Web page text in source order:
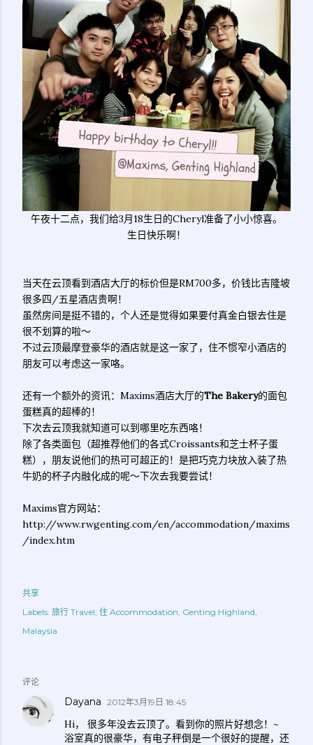
午夜十二点，我们给3月18生日的Cheryl准备了小小惊喜。
生日快乐啊！
当天在云顶看到酒店大厅的标价但是RM700多，价钱比吉隆坡
很多四/五星酒店贵啊！
虽然房间是挺不错的，个人还是觉得如果要付真金白银去住是
很不划算的啦～
不过云顶最摩登豪华的酒店就是这一家了，住不惯窄小酒店的
朋友可以考虑这一家咯。
还有一个额外的资讯：Maxims酒店大厅的The Bakery的面包
蛋糕真的超棒的！
下次去云顶我就知道可以到哪里吃东西咯！
除了各类面包（超推荐他们的各式Croissants和芝士杯子蛋
糕），朋友说他们的热可可超正的！是把巧克力块放入装了热
牛奶的杯子内融化成的呢～下次去我要尝试！
Maxims官方网站：
http://www.rwgenting.com/en/accommodation/maxims
/index.htm
共享
Labels: 旅行 Travel 住 Accommodation Genting Highland
Malaysia
评论
Dayana 2012年3月19日 18:45
Hi， 很多年没去云顶了。看到你的照片好想念！~
浴室真的很豪华，有电子秤倒是一个很好的提醒，还